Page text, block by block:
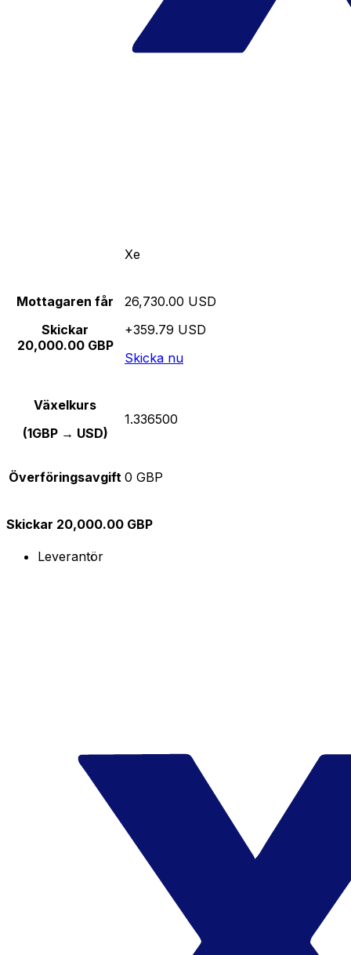
Xe
Mottagaren får
Skickar
20,000.00 GBP
26,730.00 USD
+359.79 USD
Skicka nu
Växelkurs
(1GBP → USD)
1.336500
Överföringsavgift 0 GBP
Skickar 20,000.00 GBP
Leverantör